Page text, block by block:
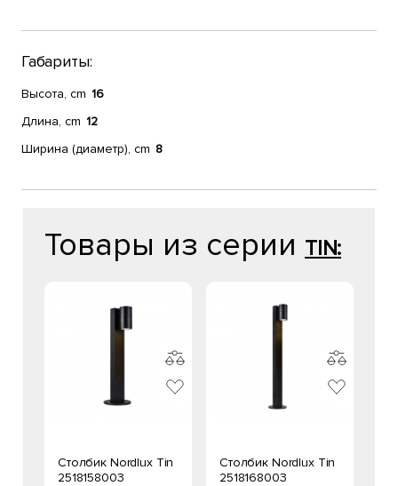
Габариты:
Высота, cm 16
Длина, cm 12
Ширина (диаметр), cm 8
Товары из серии TIN:
Столбик Nordlux Tin
2518158003
Столбик Nordlux Tin
2518168003